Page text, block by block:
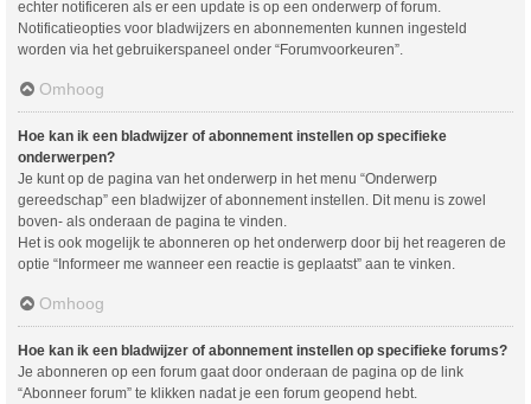
echter notificeren als er een update is op een onderwerp of forum.
Notificatieopties voor bladwijzers en abonnementen kunnen ingesteld
worden via het gebruikerspaneel onder “Forumvoorkeuren”.
Omhoog
Hoe kan ik een bladwijzer of abonnement instellen op specifieke
onderwerpen?
Je kunt op de pagina van het onderwerp in het menu “Onderwerp
gereedschap” een bladwijzer of abonnement instellen. Dit menu is zowel
boven- als onderaan de pagina te vinden.
Het is ook mogelijk te abonneren op het onderwerp door bij het reageren de
optie “Informeer me wanneer een reactie is geplaatst” aan te vinken.
Omhoog
Hoe kan ik een bladwijzer of abonnement instellen op specifieke forums?
Je abonneren op een forum gaat door onderaan de pagina op de link
“Abonneer forum” te klikken nadat je een forum geopend hebt.